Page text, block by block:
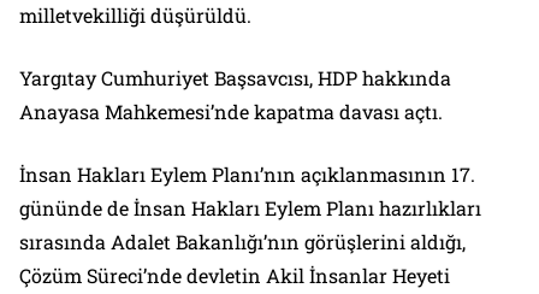
milletvekilliği düşürüldü.
Yargıtay Cumhuriyet Başsavcısı, HDP hakkında
Anayasa Mahkemesi’nde kapatma davası açtı.
İnsan Hakları Eylem Planı’nın açıklanmasının 17.
gününde de İnsan Hakları Eylem Planı hazırlıkları
sırasında Adalet Bakanlığı’nın görüşlerini aldığı,
Çözüm Süreci’nde devletin Akil İnsanlar Heyeti